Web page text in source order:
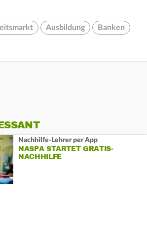
Ausbildung Banken
Nachhilfe-Lehrer per App
NASPA STARTET GRATIS-
NACHHILFE